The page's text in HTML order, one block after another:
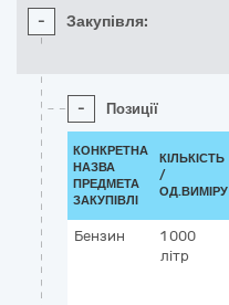
- Закупівля:
- Позиції
КОНКРЕТНА
НАЗВА
ПРЕДМЕТА
ЗАКУПІВЛІ
КІЛЬКІСТЬ
/
ОД.ВИМІРУ
Бензин
1 000
літр